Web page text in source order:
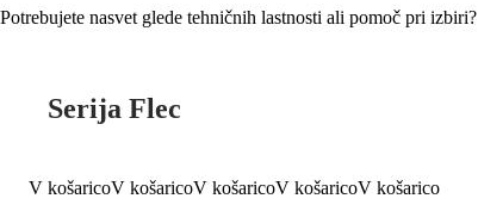
Potrebujete nasvet glede tehničnih lastnosti ali pomoč pri izbiri?
Serija Flec
V košaricoV košaricoV košaricoV košaricoV košarico